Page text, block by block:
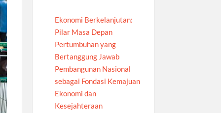
Ekonomi Berkelanjutan:
Pilar Masa Depan
Pertumbuhan yang
Bertanggung Jawab
Pembangunan Nasional
sebagai Fondasi Kemajuan
Ekonomi dan
Kesejahteraan